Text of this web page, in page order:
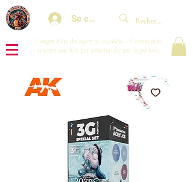
Se connecter
Congés d'été du 29/07 au 10/08/26 : Commandes
traitées une fois par semaine durant la période.